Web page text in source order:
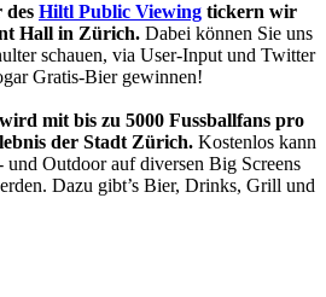
des Hiltl Public Viewing tickern wir
Hall in Zürich. Dabei können Sie uns
schauen, via User-Input und Twitter
Gratis-Bier gewinnen!
mit bis zu 5000 Fussballfans pro
der Stadt Zürich. Kostenlos kann
Outdoor auf diversen Big Screens
Dazu gibt’s Bier, Drinks, Grill und